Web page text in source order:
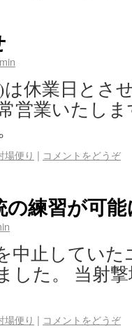
は休業日とさ
常営業いたし
場便り | コメントをどうぞ
練習が可
中止してい
した。 当射
場便り | コメントをどうぞ